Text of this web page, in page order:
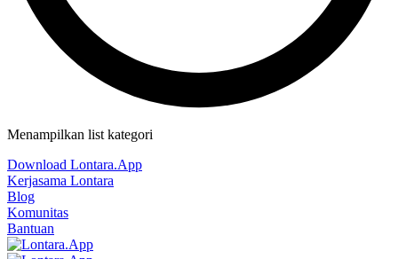
Menampilkan list kategori
Download Lontara.App
Kerjasama Lontara
Blog
Komunitas
Bantuan